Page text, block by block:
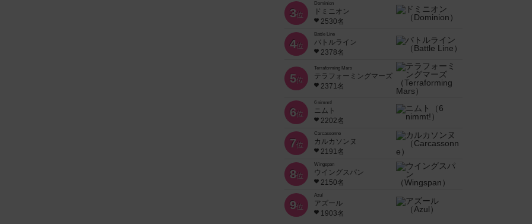
3位
Dominion
ドミニオン
2530名
4位
Battle Line
バトルライン
2378名
5位
Terraforming Mars
テラフォーミングマーズ
2371名
6位
6 nimmt!
ニムト
2202名
7位
Carcassonne
カルカソンヌ
2191名
8位
Wingspan
ウイングスパン
2150名
9位
Azul
アズール
1903名